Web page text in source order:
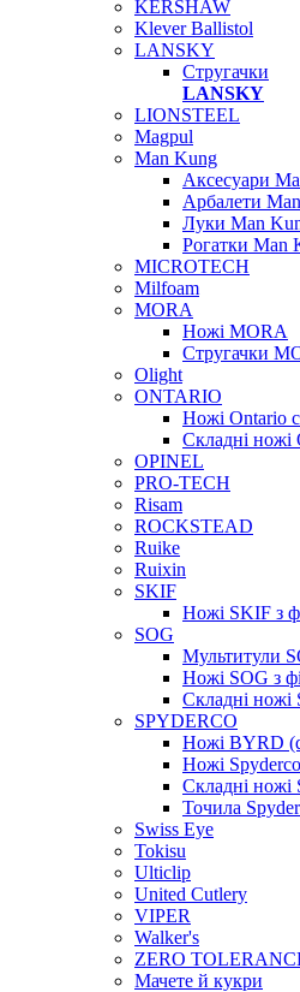
KERSHAW
Klever Ballistol
LANSKY
Стругачки
LANSKY
LIONSTEEL
Magpul
Man Kung
Аксесуари
Арбалети
Луки Man
Рогатки Man
MICROTECH
Milfoam
MORA
Ножі MORA
Стругачки
Olight
ONTARIO
Ножі Ontario
Складні ножі
OPINEL
PRO-TECH
Risam
ROCKSTEAD
Ruike
Ruixin
SKIF
Ножі SKIF з
SOG
Мультитули
Ножі SOG з
Складні ножі
SPYDERCO
Ножі BYRD
Ножі
Складні ножі
Точила
Swiss Eye
Tokisu
Ulticlip
United Cutlery
VIPER
Walker's
ZERO
Мачете й кукри